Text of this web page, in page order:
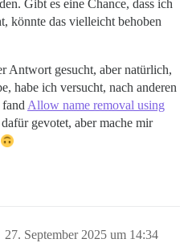
Gibt es eine Chance, dass ich
könnte das vielleicht behoben
Antwort gesucht, aber natürlich,
habe ich versucht, nach anderen
Allow name removal using
gevotet, aber mache mir
27. September 2025 um 14:34